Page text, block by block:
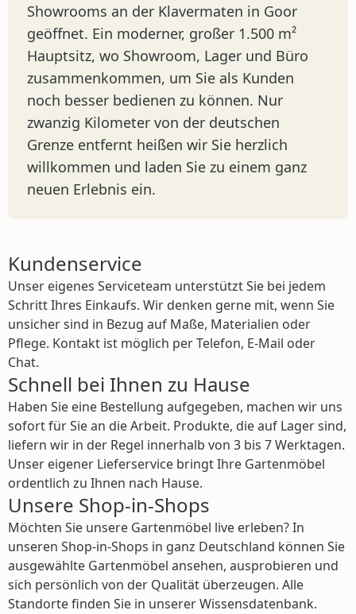
Showrooms an der Klavermaten in Goor
geöffnet. Ein moderner, großer 1.500 m²
Hauptsitz, wo Showroom, Lager und Büro
zusammenkommen, um Sie als Kunden
noch besser bedienen zu können. Nur
zwanzig Kilometer von der deutschen
Grenze entfernt heißen wir Sie herzlich
willkommen und laden Sie zu einem ganz
neuen Erlebnis ein.
Kundenservice
Unser eigenes Serviceteam unterstützt Sie bei jedem
Schritt Ihres Einkaufs. Wir denken gerne mit, wenn Sie
unsicher sind in Bezug auf Maße, Materialien oder
Pflege. Kontakt ist möglich per Telefon, E-Mail oder
Chat.
Schnell bei Ihnen zu Hause
Haben Sie eine Bestellung aufgegeben, machen wir uns
sofort für Sie an die Arbeit. Produkte, die auf Lager sind,
liefern wir in der Regel innerhalb von 3 bis 7 Werktagen.
Unser eigener Lieferservice bringt Ihre Gartenmöbel
ordentlich zu Ihnen nach Hause.
Unsere Shop-in-Shops
Möchten Sie unsere Gartenmöbel live erleben? In
unseren Shop-in-Shops in ganz Deutschland können Sie
ausgewählte Gartenmöbel ansehen, ausprobieren und
sich persönlich von der Qualität überzeugen. Alle
Standorte finden Sie in unserer Wissensdatenbank.